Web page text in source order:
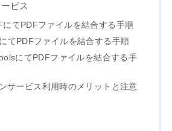
ビス
にてPDFファイルを結合する手順
てPDFファイルを結合する手順
にてPDFファイルを結合する手
サービス利用時のメリットと注意